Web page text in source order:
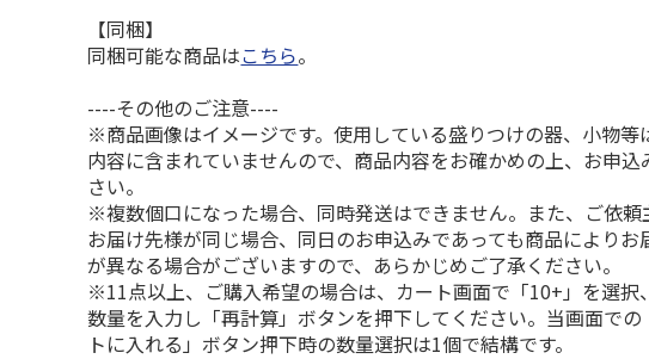
【同梱】
同梱可能な商品はこちら。
----その他のご注意----
※商品画像はイメージです。使用している盛りつけの器、小物等
内容に含まれていませんので、商品内容をお確かめの上、お申込
さい。
※複数個口になった場合、同時発送はできません。また、ご依頼
お届け先様が同じ場合、同日のお申込みであっても商品によりお
が異なる場合がございますので、あらかじめご了承ください。
※11点以上、ご購入希望の場合は、カート画面で「10+」を選択
数量を入力し「再計算」ボタンを押下してください。当画面での
トに入れる」ボタン押下時の数量選択は1個で結構です。